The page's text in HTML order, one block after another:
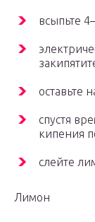
всыпьте
оставьте
спустя
кипения
слейте
Лимон